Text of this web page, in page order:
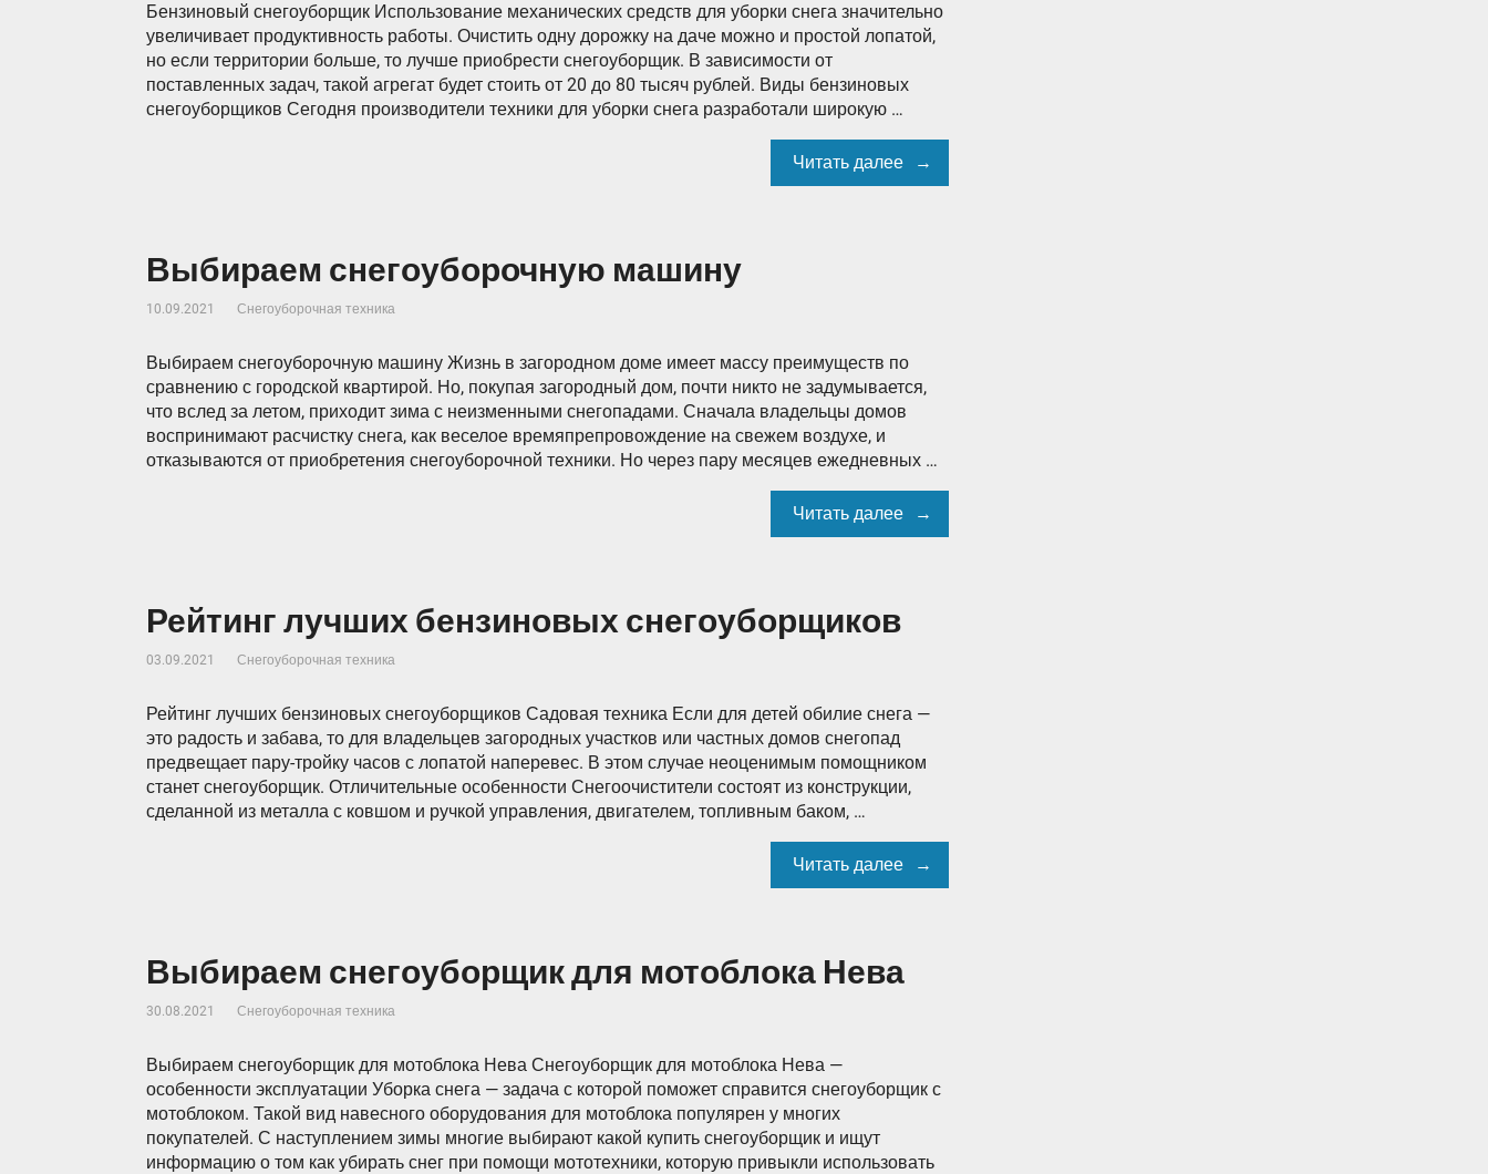
Бензиновый снегоуборщик Использование механических средств для уборки снега значительно
увеличивает продуктивность работы. Очистить одну дорожку на даче можно и простой лопатой,
но если территории больше, то лучше приобрести снегоуборщик. В зависимости от
поставленных задач, такой агрегат будет стоить от 20 до 80 тысяч рублей. Виды бензиновых
снегоуборщиков Сегодня производители техники для уборки снега разработали широкую …
Читать далее
Выбираем снегоуборочную машину
10.09.2021 Снегоуборочная техника
Выбираем снегоуборочную машину Жизнь в загородном доме имеет массу преимуществ по
сравнению с городской квартирой. Но, покупая загородный дом, почти никто не задумывается,
что вслед за летом, приходит зима с неизменными снегопадами. Сначала владельцы домов
воспринимают расчистку снега, как веселое времяпрепровождение на свежем воздухе, и
отказываются от приобретения снегоуборочной техники. Но через пару месяцев ежедневных …
Читать далее
Рейтинг лучших бензиновых снегоуборщиков
03.09.2021 Снегоуборочная техника
Рейтинг лучших бензиновых снегоуборщиков Садовая техника Если для детей обилие снега —
это радость и забава, то для владельцев загородных участков или частных домов снегопад
предвещает пару-тройку часов с лопатой наперевес. В этом случае неоценимым помощником
станет снегоуборщик. Отличительные особенности Снегоочистители состоят из конструкции,
сделанной из металла с ковшом и ручкой управления, двигателем, топливным баком, …
Читать далее
Выбираем снегоуборщик для мотоблока Нева
30.08.2021 Снегоуборочная техника
Выбираем снегоуборщик для мотоблока Нева Снегоуборщик для мотоблока Нева —
особенности эксплуатации Уборка снега — задача с которой поможет справится снегоуборщик с
мотоблоком. Такой вид навесного оборудования для мотоблока популярен у многих
покупателей. С наступлением зимы многие выбирают какой купить снегоуборщик и ищут
информацию о том как убирать снег при помощи мототехники, которую привыкли использовать